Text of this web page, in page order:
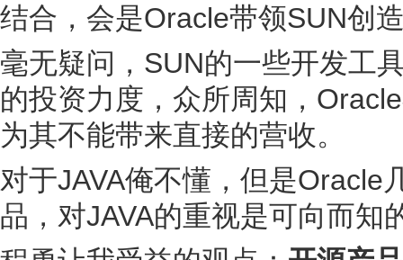
结合，会是Oracle带领SUN创
毫无疑问，SUN的一些开发工
的投资力度，众所周知，
为其不能带来直接的营收。
对于JAVA俺不懂，但是Oracle
品，对JAVA的重视是可向而知